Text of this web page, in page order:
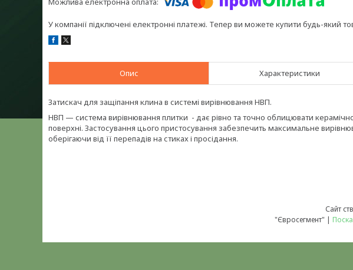
У компанії підключені електронні платежі. Тепер ви можете купити будь-який
Опис Характеристики
Затискач для защіпання клина в системі вирівнювання НВП.
НВП — система вирівнювання плитки - дає рівно та точно облицювати
поверхні. Застосування цього пристосування забезпечить максимальне
оберігаючи від її перепадів на стиках і просідання.
Сайт
"Євросегмент" |